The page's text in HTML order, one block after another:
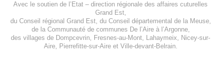
Avec le soutien de l’ Etat – direction régionale des affaires cuturelles
Grand Est,
du Conseil régional Grand Est, du Conseil départemental de la Meuse,
de la Communauté de communes De l’Aire à l’Argonne,
des villages de Dompcevrin, Fresnes-au-Mont, Lahaymeix, Nicey-sur-
Aire, Pierrefitte-sur-Aireet Ville-devant-Belrain.